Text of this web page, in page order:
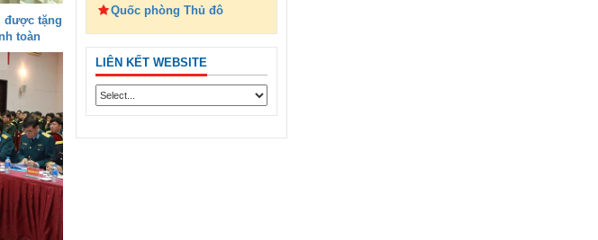
được tặng
toàn
Quốc phòng Thủ đô
LIÊN KẾT WEBSITE